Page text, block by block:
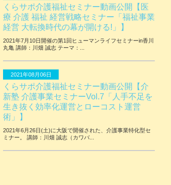
くらサポ介護福祉セミナー動画公開【医
療 介護 福祉 経営戦略セミナー「福祉事業
経営 大転換時代の幕が開ける!」】
2021年7月10日開催の第1回ヒューマンライフセミナーin香川
丸亀 講師：川畑 誠志 テーマ：...
2021年08月06日
くらサポ介護福祉セミナー動画公開【介
新塾 介護事業セミナーVol.7「人手不足を
生き抜く効率化運営とローコスト運営
術」】
2021年6月26日(土)に大阪で開催された、介護事業特化型セ
ミナー。 講師：川畑 誠志（カワバ...